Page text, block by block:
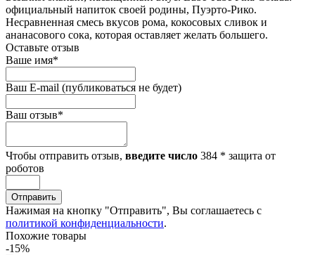
официальный напиток своей родины, Пуэрто-Рико.
Несравненная смесь вкусов рома, кокосовых сливок и
ананасового сока, которая оставляет желать большего.
Оставьте отзыв
Ваше имя*
Ваш E-mail (публиковаться не будет)
Ваш отзыв*
Чтобы отправить отзыв, введите число 384 * защита от
роботов
Отправить
Нажимая на кнопку "Отправить", Вы соглашаетесь с
политикой конфиденциальности.
Похожие товары
-15%